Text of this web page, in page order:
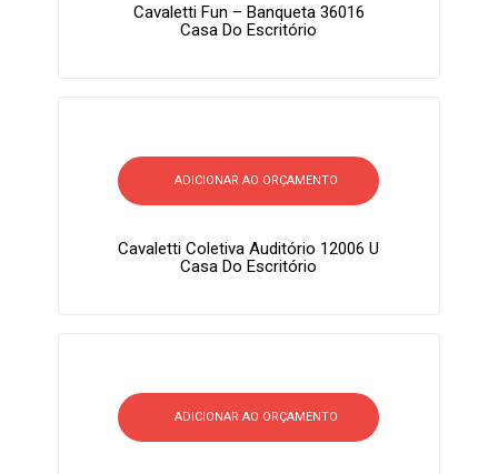
Cavaletti Fun – Banqueta 36016
Casa Do Escritório
ADICIONAR AO ORÇAMENTO
Cavaletti Coletiva Auditório 12006 U
Casa Do Escritório
ADICIONAR AO ORÇAMENTO